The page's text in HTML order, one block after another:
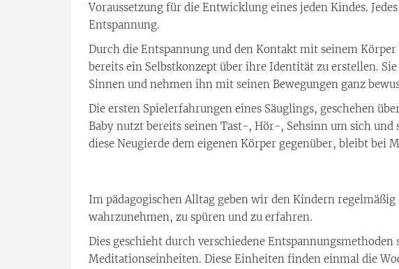
Voraussetzung für die Entwicklung eines jeden Kindes.
Entspannung.
Durch die Entspannung und den Kontakt mit seinem
bereits ein Selbstkonzept über ihre Identität zu erstellen.
Sinnen und nehmen ihn mit seinen Bewegungen ganz
Die ersten Spielerfahrungen eines Säuglings, geschehen
Baby nutzt bereits seinen Tast-, Hör-, Sehsinn um sich und
diese Neugierde dem eigenen Körper gegenüber, bleibt bei
Im pädagogischen Alltag geben wir den Kindern
wahrzunehmen, zu spüren und zu erfahren.
Dies geschieht durch verschiedene
Meditationseinheiten. Diese Einheiten finden einmal die